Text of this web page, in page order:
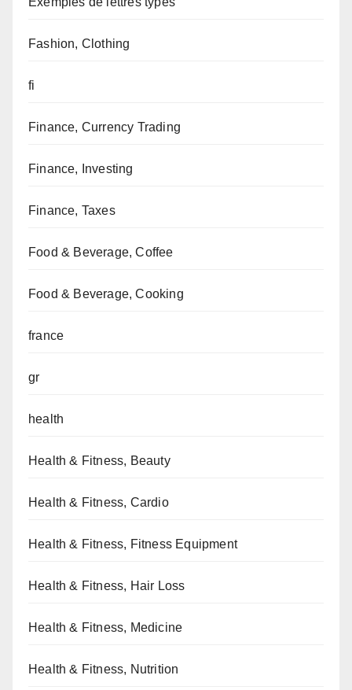
Fashion, Clothing
fi
Finance, Currency Trading
Finance, Investing
Finance, Taxes
Food & Beverage, Coffee
Food & Beverage, Cooking
france
gr
health
Health & Fitness, Beauty
Health & Fitness, Cardio
Health & Fitness, Fitness Equipment
Health & Fitness, Hair Loss
Health & Fitness, Medicine
Health & Fitness, Nutrition